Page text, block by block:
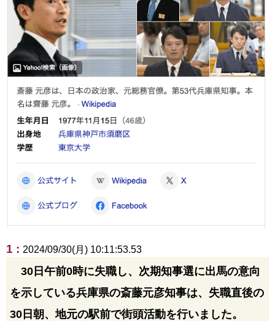
1 : 2024/09/30(月) 10:11:53.53
30日午前0時に失職し、次期知事選に出馬の意向
を示している兵庫県の斎藤元彦知事は、失職直後の
30日朝、地元の駅前で街頭活動を行いました。